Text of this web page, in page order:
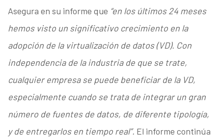
Asegura en su informe que “en los últimos 24 meses
hemos visto un significativo crecimiento en la
adopción de la virtualización de datos (VD). Con
independencia de la industria de que se trate,
cualquier empresa se puede beneficiar de la VD,
especialmente cuando se trata de integrar un gran
número de fuentes de datos, de diferente tipología,
y de entregarlos en tiempo real”. El informe continúa